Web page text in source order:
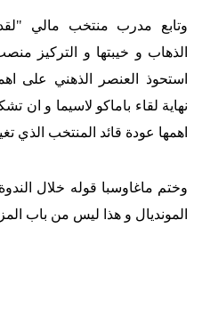
وتابع مدرب منتخب مالي "لقد
الذهاب و خيبتها و التركيز
استحوذ العنصر الذهني على
نهاية لقاء باماكو لاسيما و ان
اهمها عودة قائد المنتخب الذي
وختم ماغاوسبا قوله خلال
المونديال و هذا ليس من باب